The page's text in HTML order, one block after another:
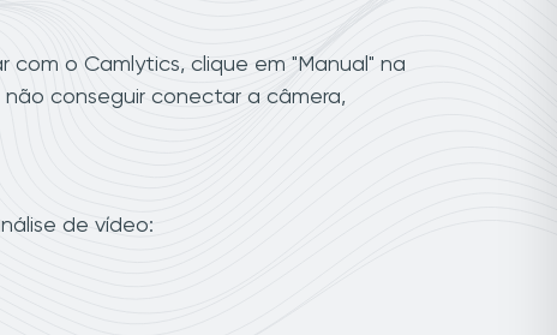
o Camlytics, clique em "Manual" na
não conseguir conectar a câmera,
de vídeo: